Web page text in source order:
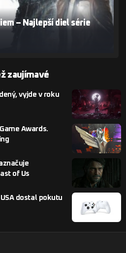
– Najlepší diel série
zaujímavé
vyjde v roku
Awards.
of Us
dostal pokutu